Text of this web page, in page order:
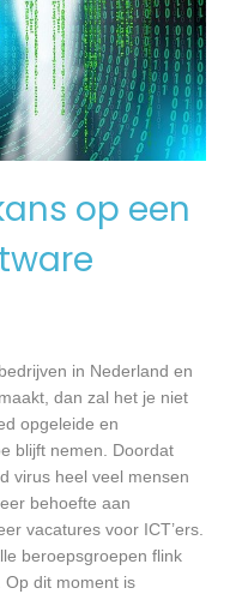
op een
in Nederland en
dan zal het je niet
opgeleide en
blijft nemen. Doordat
virus heel veel mensen
behoefte aan
vacatures voor ICT’ers.
beroepsgroepen flink
Op dit moment is